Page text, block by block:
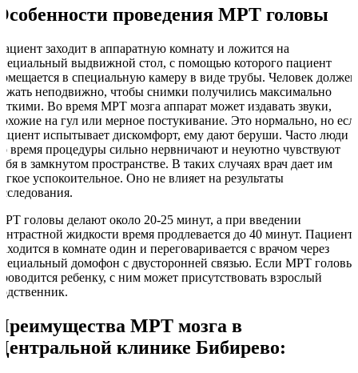
проведения МРТ головы
заходит в аппаратную комнату и ложится на
выдвижной стол, с помощью которого пациент
в специальную камеру в виде трубы. Человек должен
неподвижно, чтобы снимки получились максимально
Во время МРТ мозга аппарат может издавать звуки,
на гул или мерное постукивание. Это нормально, но
испытывает дискомфорт, ему дают беруши. Часто люди
время процедуры сильно нервничают и неуютно чувствуют
в замкнутом пространстве. В таких случаях врач дает им
успокоительное. Оно не влияет на результаты
головы делают около 20-25 минут, а при введении
жидкости время продлевается до 40 минут. Пациент
в комнате один и переговаривается с врачом через
домофон с двусторонней связью. Если МРТ головы
ребенку, с ним может присутствовать взрослый
МРТ мозга в
клинике Бибирево: